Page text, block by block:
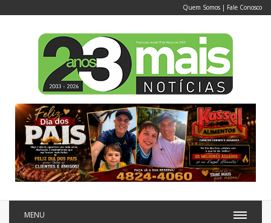
Quem Somos | Fale Conosco
MENU